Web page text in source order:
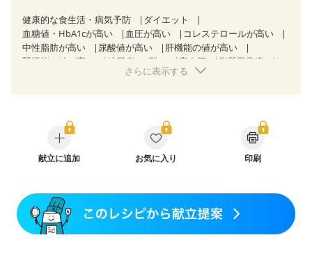
健康的な食生活・病気予防
ダイエット
血糖値・HbA1cが高い
血圧が高い
コレステロールが高い
中性脂肪が高い
尿酸値が高い
肝機能の値が高い
腎機能の値が高い
糖尿病（2型） 高血圧
脂質異常症
狭心症 心筋梗塞
糖尿病性腎症（第１期）
糖尿病性腎症（第２期）
糖尿病性腎症（第３期）
CKD（ステージ１）
CKD（ステージ２）
CKD（ステージ３a）
乳がん治療を終えた方・経過観察中の方など
妊娠中(初期)
妊婦健診・体重増加が気になる（初期）
妊婦健診・血圧が気になる（初期）
さらに表示する
献立に追加 お気に入り 印刷